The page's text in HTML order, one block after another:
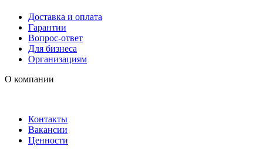
Доставка и оплата
Гарантии
Вопрос-ответ
Для бизнеса
Организациям
О компании
Контакты
Вакансии
Ценности